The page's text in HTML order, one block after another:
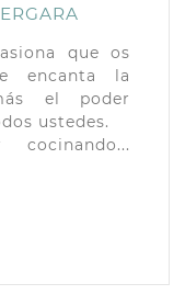
que os
encanta la
el poder
ustedes.